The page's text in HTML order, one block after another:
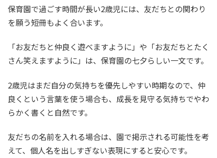
保育園で過ごす時間が長い2歳児には、友だちとの関わり
を願う短冊もよく合います。
「お友だちと仲良く遊べますように」や「お友だちとたく
さん笑えますように」は、保育園の七夕らしい一文です。
2歳児はまだ自分の気持ちを優先しやすい時期なので、仲
良くという言葉を使う場合も、成長を見守る気持ちでやわ
らかく書くと自然です。
友だちの名前を入れる場合は、園で掲示される可能性を考
えて、個人名を出しすぎない表現にすると安心です。